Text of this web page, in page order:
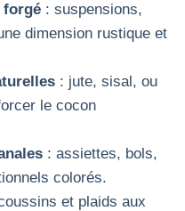
forgé : suspensions,
dimension rustique et
: jute, sisal, ou
le cocon
: assiettes, bols,
colorés.
et plaids aux